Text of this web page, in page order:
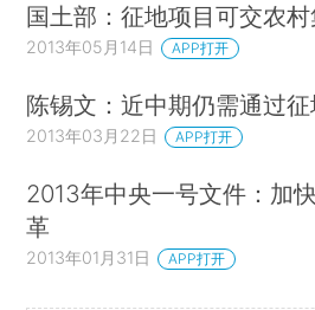
国土部：征地项目可交农
2013年05月14日 APP打开
陈锡文：近中期仍需通过
2013年03月22日 APP打开
2013年中央一号文件：加
革
2013年01月31日 APP打开